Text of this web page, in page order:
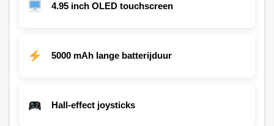
4.95 inch OLED touchscreen
5000 mAh lange batterijduur
Hall-effect joysticks